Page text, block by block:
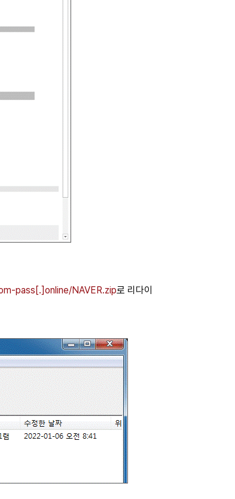
pass[.]online/NAVER.zip로 리다이